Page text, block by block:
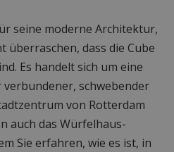
seine moderne Architektur,
überraschen, dass die Cube
Es handelt sich um eine
schwebender
von Rotterdam
auch das Würfelhaus-
Sie erfahren, wie es ist, in